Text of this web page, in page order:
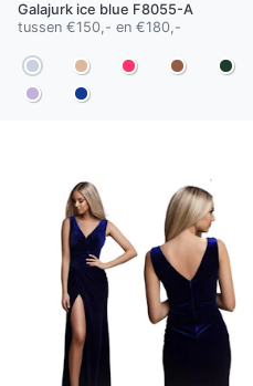
Galajurk ice blue F8055-A
tussen €150,- en €180,-